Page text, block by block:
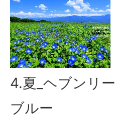
4.夏_ヘブンリー
ブルー